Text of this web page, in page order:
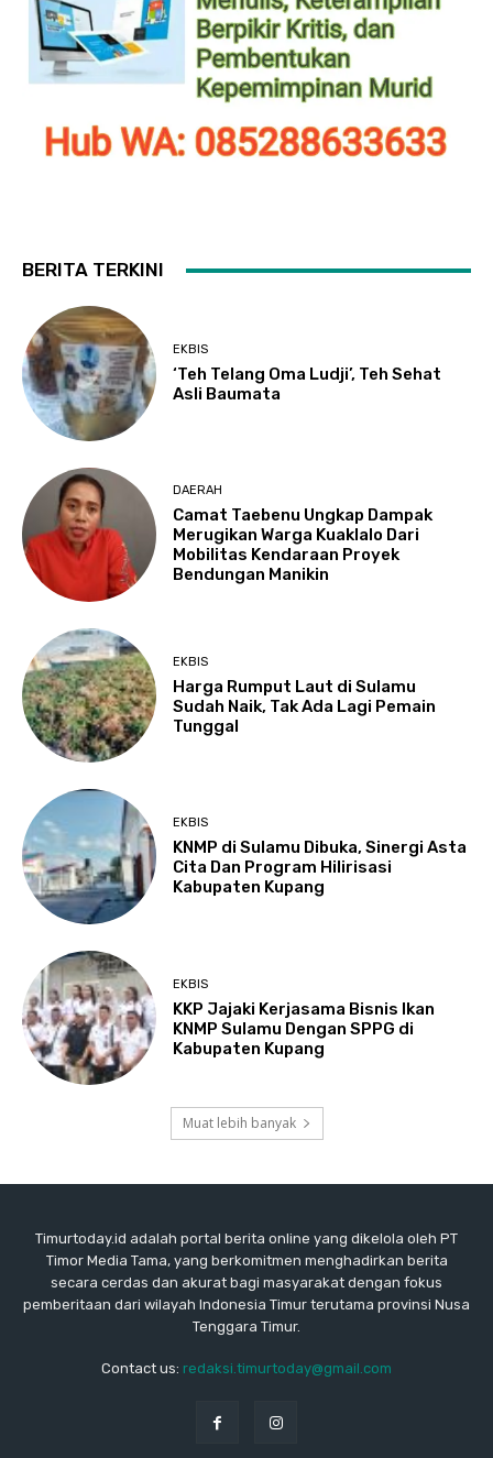
BERITA TERKINI
EKBIS
‘Teh Telang Oma Ludji’, Teh Sehat
Asli Baumata
DAERAH
Camat Taebenu Ungkap Dampak
Merugikan Warga Kuaklalo Dari
Mobilitas Kendaraan Proyek
Bendungan Manikin
EKBIS
Harga Rumput Laut di Sulamu
Sudah Naik, Tak Ada Lagi Pemain
Tunggal
EKBIS
KNMP di Sulamu Dibuka, Sinergi Asta
Cita Dan Program Hilirisasi
Kabupaten Kupang
EKBIS
KKP Jajaki Kerjasama Bisnis Ikan
KNMP Sulamu Dengan SPPG di
Kabupaten Kupang
Muat lebih banyak
Timurtoday.id adalah portal berita online yang dikelola oleh PT
Timor Media Tama, yang berkomitmen menghadirkan berita
secara cerdas dan akurat bagi masyarakat dengan fokus
pemberitaan dari wilayah Indonesia Timur terutama provinsi Nusa
Tenggara Timur.
Contact us: redaksi.timurtoday@gmail.com